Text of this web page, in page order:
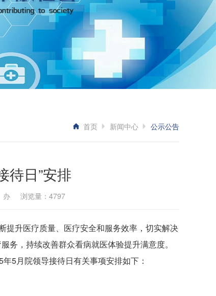
首页 新闻中心 公示公告
待日”安排
办 浏览量：4797
提升医疗质量、医疗安全和服务效率，切实解决
务，持续改善群众看病就医体验提升满意度。
5月院领导接待日有关事项安排如下：